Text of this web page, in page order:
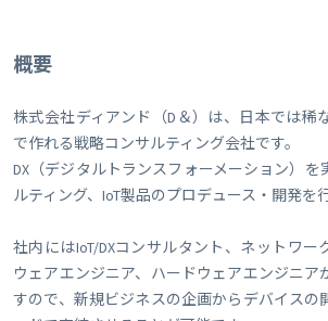
概要
株式会社ディアンド（D＆）は、日本では稀
で作れる戦略コンサルティング会社です。
DX（デジタルトランスフォーメーション）を
ルティング、IoT製品のプロデュース・開発を
社内にはIoT/DXコンサルタント、ネットワー
ウェアエンジニア、ハードウェアエンジニア
すので、新規ビジネスの企画からデバイスの